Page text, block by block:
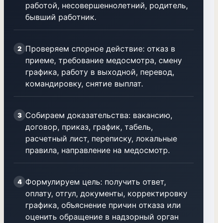
работой, несовершеннолетний, родитель,
бывший работник.
2 Проверяем спорное действие: отказ в
приеме, требование медосмотра, смену
графика, работу в выходной, перевод,
командировку, снятие выплат.
3 Собираем доказательства: вакансию,
договор, приказ, график, табель,
расчетный лист, переписку, локальные
правила, направление на медосмотр.
4 Формулируем цель: получить ответ,
оплату, отгул, документы, корректировку
графика, объяснение причин отказа или
оценить обращение в надзорный орган